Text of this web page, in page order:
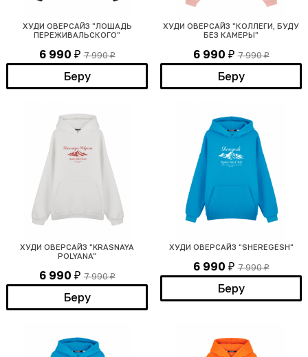
ХУДИ ОВЕРСАЙЗ "ЛОШАДЬ
ПЕРЕЖИВАЛЬСКОГО"
6 990 ₽ 7 990₽
Беру
ХУДИ ОВЕРСАЙЗ "КОЛЛЕГИ, БУДУ
БЕЗ КАМЕРЫ"
6 990 ₽ 7 990₽
Беру
ХУДИ ОВЕРСАЙЗ "KRASNAYA
POLYANA"
6 990 ₽ 7 990₽
Беру
ХУДИ ОВЕРСАЙЗ "SHEREGESH"
6 990 ₽ 7 990₽
Беру